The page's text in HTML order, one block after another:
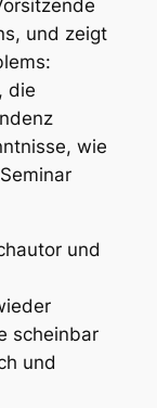
und zeigt
die
wie
und
scheinbar
und